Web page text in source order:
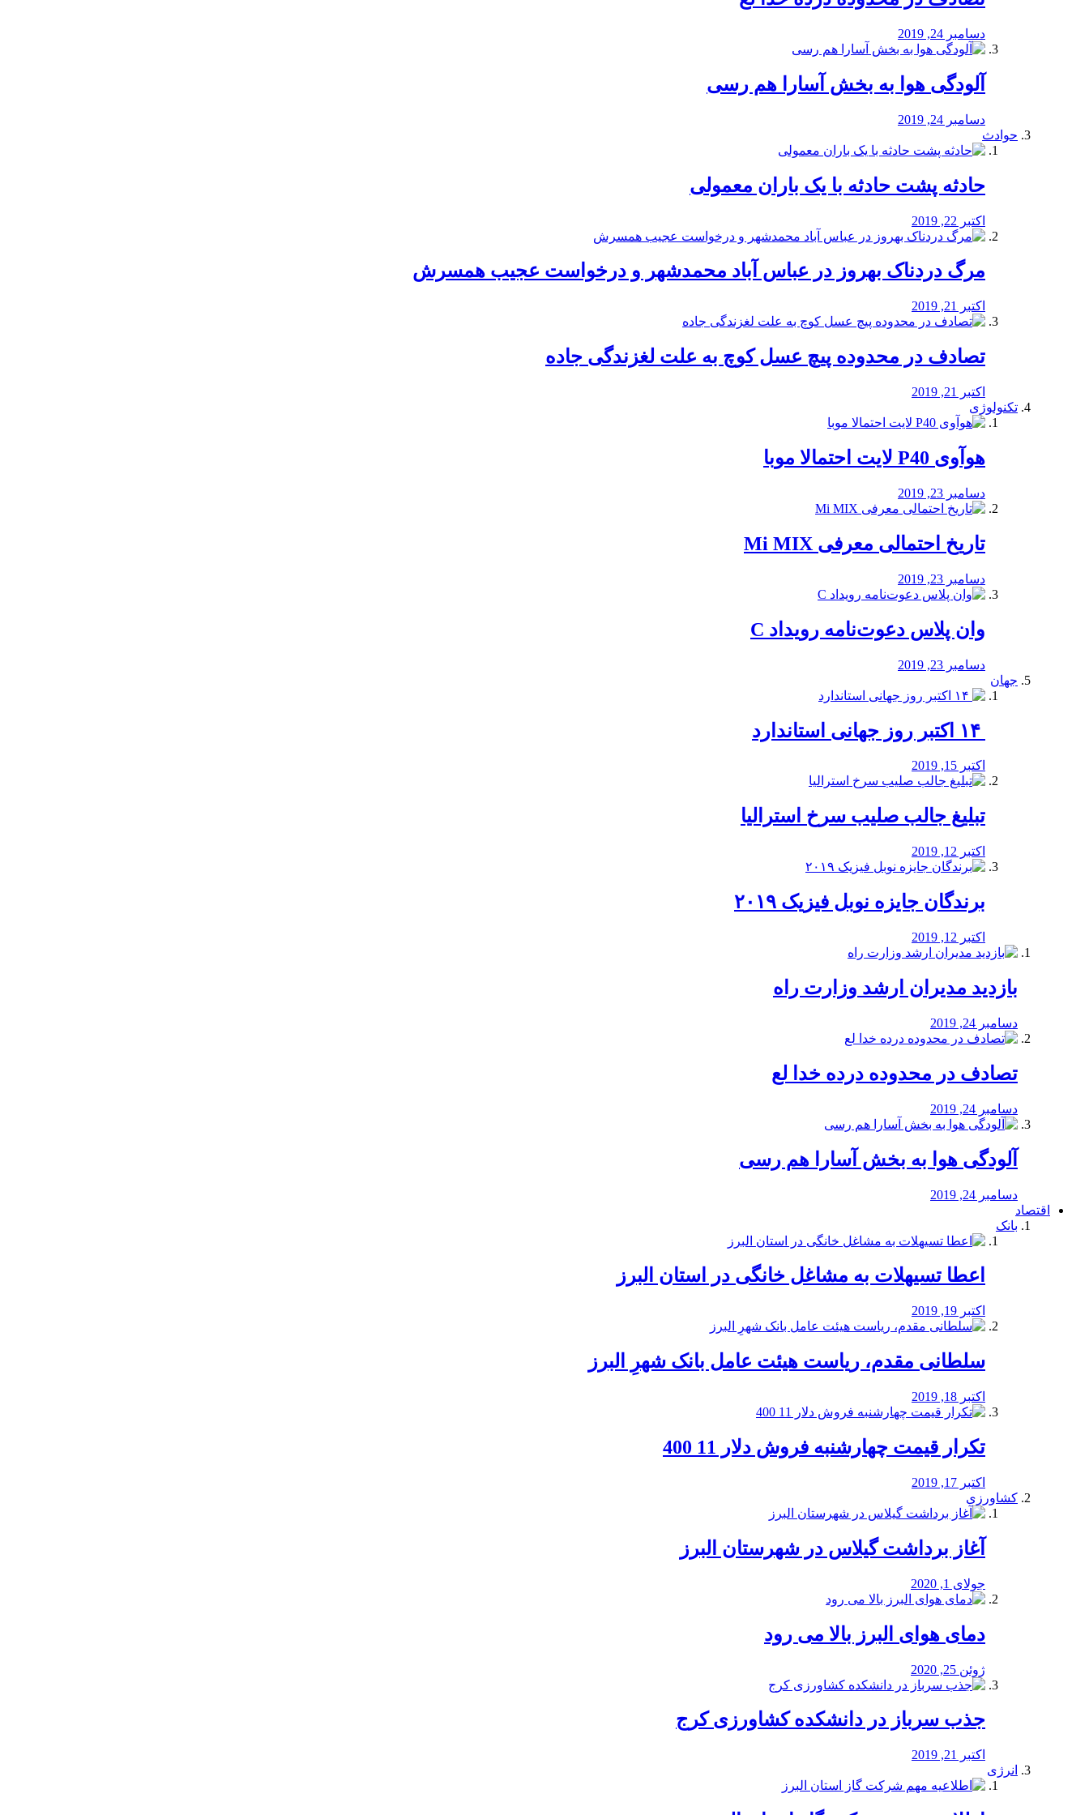
دسامبر 24, 2019
آلودگی هوا به بخش آسارا هم رسی
دسامبر 24, 2019
حوادث
️حادثه پشت حادثه با یک باران معمولی
اکتبر 22, 2019
مرگ دردناک بهروز در عباس آباد محمدشهر و درخواست عجیب همسرش
اکتبر 21, 2019
تصادف در محدوده پیچ عسل کوچ به علت لغزندگی جاده
اکتبر 21, 2019
تکنولوژی
هوآوی P40 لایت احتمالا موبا
دسامبر 23, 2019
تاریخ احتمالی معرفی Mi MIX
دسامبر 23, 2019
وان پلاس دعوت‌نامه رویداد C
دسامبر 23, 2019
جهان
اکتبر 15, 2019
تبلیغ جالب صلیب سرخ استرالیا
اکتبر 12, 2019
برندگان جایزه نوبل فیزیک ۲۰۱۹
اکتبر 12, 2019
بازدید مدیران ارشد وزارت راه
دسامبر 24, 2019
تصادف در محدوده درده خدا لع
دسامبر 24, 2019
آلودگی هوا به بخش آسارا هم رسی
دسامبر 24, 2019
اقتصاد
بانک
️اعطا تسیهلات به مشاغل خانگی در استان البرز
اکتبر 19, 2019
سلطانی مقدم، ریاست هیئت عامل بانک شهرِ البرز
اکتبر 18, 2019
تکرار قیمت چهارشنبه فروش دلار 11 400
اکتبر 17, 2019
کشاورزی
آغاز برداشت گیلاس در شهرستان البرز
جولای 1, 2020
دمای هوای البرز بالا می رود
ژوئن 25, 2020
جذب سرباز در دانشکده کشاورزی کرج
اکتبر 21, 2019
انرژی